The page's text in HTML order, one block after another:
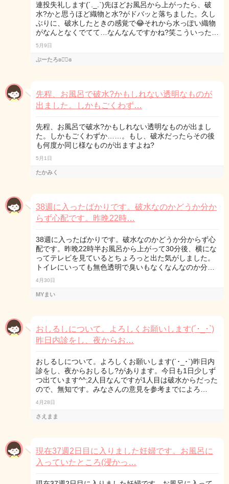
連投失礼します(´._.`)先ほどお風呂から上がったら、破
水?かと思うほど織物と水?がドバッと落ちました。久し
ぶりに、破水したときの感覚で😂それから水っぽい織物
がなんとなくでてて…なんなんですかね?笑こういった…
5月9日
ぷーたろʚ◡̈⃝ɞ
先程、お風呂で破水?かもしれない透明なものが
出ました。しかもごくわず…
先程、お風呂で破水?かもしれない透明なものが出まし
た。しかもごくわずか……。もし、破水だったらその後
も何度か同じ様なものが出ますよね?
5月1日
たかみく
38週に入ったばかりです。破水なのかどうか分か
らず心配です。昨晩22時…
38週に入ったばかりです。破水なのかどうか分からず心
配です。昨晩22時半お風呂から上がって30分後、横にな
ってテレビを見ているとちょろっと出た気がしました。
トイレにいっても無色透明で臭いもなくなんなのか分…
4月30日
MYまい
おしるしについて。よろしくお願いします(´･_･`)
昨日内診をし、夜からお…
おしるしについて。よろしくお願いします(´･_･`)昨日内
診をし、夜からおしるし?があります。今日も1日少しず
つ出ています^^;2人目なんですが1人目は破水からだった
ので、無知です。みなさんの意見を参考までによろ…
4月28日
さえまま
現在37週2日目に入りました妊婦です。お風呂に
入っていたところ(浸かっ…